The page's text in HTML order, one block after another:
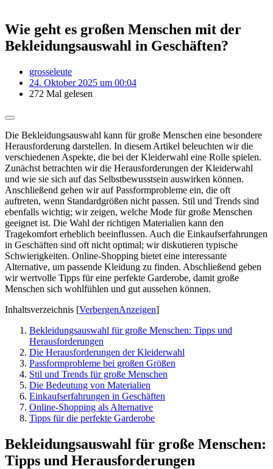
Wie geht es großen Menschen mit der
Bekleidungsauswahl in Geschäften?
grosseleute
24. Oktober 2025 um 00:04
272 Mal gelesen
Die Bekleidungsauswahl kann für große Menschen eine besondere
Herausforderung darstellen. In diesem Artikel beleuchten wir die
verschiedenen Aspekte, die bei der Kleiderwahl eine Rolle spielen.
Zunächst betrachten wir die Herausforderungen der Kleiderwahl
und wie sie sich auf das Selbstbewusstsein auswirken können.
Anschließend gehen wir auf Passformprobleme ein, die oft
auftreten, wenn Standardgrößen nicht passen. Stil und Trends sind
ebenfalls wichtig; wir zeigen, welche Mode für große Menschen
geeignet ist. Die Wahl der richtigen Materialien kann den
Tragekomfort erheblich beeinflussen. Auch die Einkaufserfahrungen
in Geschäften sind oft nicht optimal; wir diskutieren typische
Schwierigkeiten. Online-Shopping bietet eine interessante
Alternative, um passende Kleidung zu finden. Abschließend geben
wir wertvolle Tipps für eine perfekte Garderobe, damit große
Menschen sich wohlfühlen und gut aussehen können.
Inhaltsverzeichnis [VerbergenAnzeigen]
Bekleidungsauswahl für große Menschen: Tipps und
Herausforderungen
Die Herausforderungen der Kleiderwahl
Passformprobleme bei großen Größen
Stil und Trends für große Menschen
Die Bedeutung von Materialien
Einkaufserfahrungen in Geschäften
Online-Shopping als Alternative
Tipps für die perfekte Garderobe
Bekleidungsauswahl für große Menschen:
Tipps und Herausforderungen